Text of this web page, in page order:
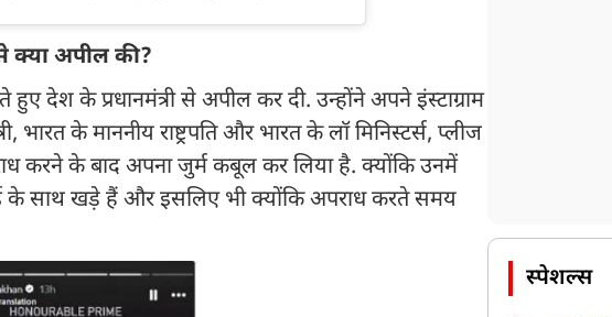
क्या अपील की?
देश के प्रधानमंत्री से अपील कर दी. उन्होंने अपने इंस्टाग्राम
भारत के माननीय राष्ट्रपति और भारत के लॉ मिनिस्टर्स, प्लीज
करने के बाद अपना जुर्म कबूल कर लिया है. क्योंकि उनमें
के साथ खड़े हैं और इसलिए भी क्योंकि अपराध करते समय
स्पेशल्स